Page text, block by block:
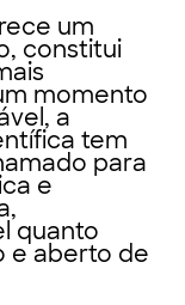
um
constitui
momento
a
tem
para
e
quanto
e aberto de